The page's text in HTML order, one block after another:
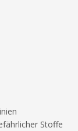
Stoffe